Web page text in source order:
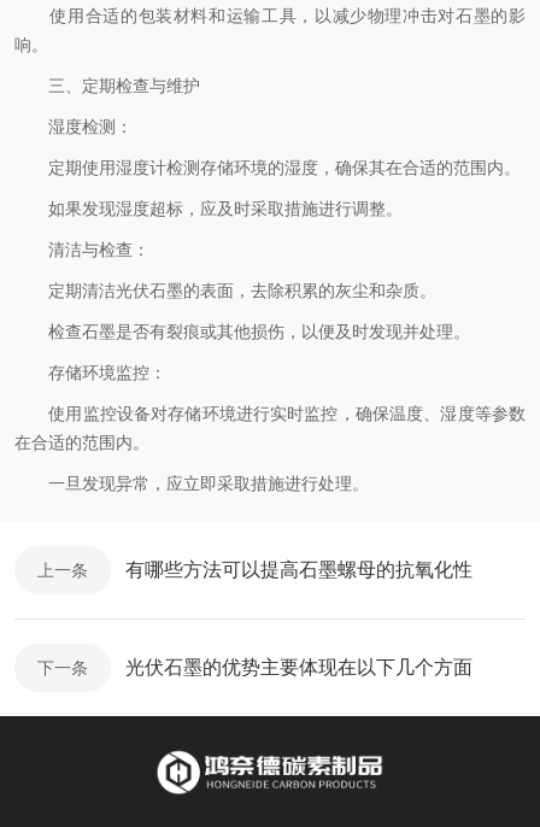
使用合适的包装材料和运输工具，以减少物理冲击对石墨的影
响。
三、定期检查与维护
湿度检测：
定期使用湿度计检测存储环境的湿度，确保其在合适的范围内。
如果发现湿度超标，应及时采取措施进行调整。
清洁与检查：
定期清洁光伏石墨的表面，去除积累的灰尘和杂质。
检查石墨是否有裂痕或其他损伤，以便及时发现并处理。
存储环境监控：
使用监控设备对存储环境进行实时监控，确保温度、湿度等参数
在合适的范围内。
一旦发现异常，应立即采取措施进行处理。
上一条 有哪些方法可以提高石墨螺母的抗氧化性
下一条 光伏石墨的优势主要体现在以下几个方面